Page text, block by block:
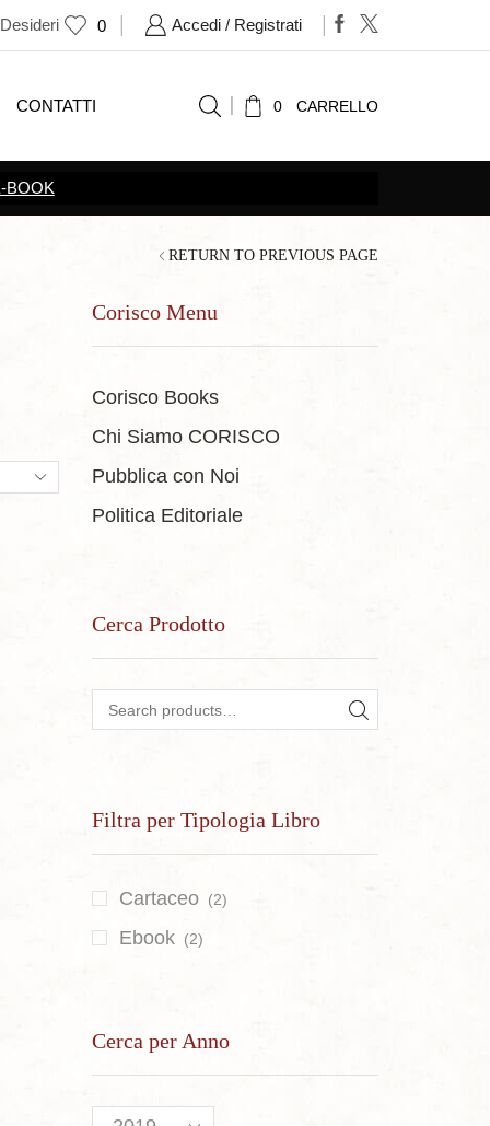
0 Accedi / Registrati
CONTATTI 0 CARRELLO
RETURN TO PREVIOUS PAGE
Corisco Menu
Corisco Books
Chi Siamo CORISCO
Pubblica con Noi
Politica Editoriale
Cerca Prodotto
Search for: SEARCH
Filtra per Tipologia Libro
Cartaceo (2)
Ebook (2)
Cerca per Anno